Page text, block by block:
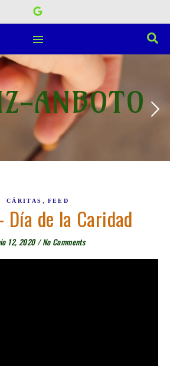
ANBOTO
CÁRITAS , FEED
Día de la Caridad
12, 2020/ No Comments